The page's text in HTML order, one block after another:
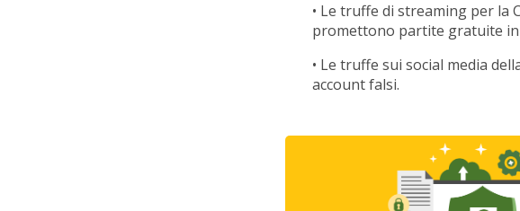
• Le truffe di streaming per la
promettono partite gratuite
• Le truffe sui social media
account falsi.